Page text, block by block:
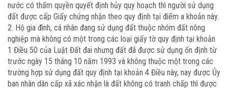
nước có thẩm quyền quyết định hủy quy hoạch thì người sử dụng
đất được cấp Giấy chứng nhận theo quy định tại điểm a khoản này.
2. Hộ gia đình, cá nhân đang sử dụng đất thuộc nhóm đất nông
nghiệp mà không có một trong các loại giấy tờ quy định tại khoản
1 Điều 50 của Luật Đất đai nhưng đất đã được sử dụng ổn định từ
trước ngày 15 tháng 10 năm 1993 và không thuộc một trong các
trường hợp sử dụng đất quy định tại khoản 4 Điều này, nay được Ủy
ban nhân dân cấp xã xác nhận là đất không có tranh chấp thì được